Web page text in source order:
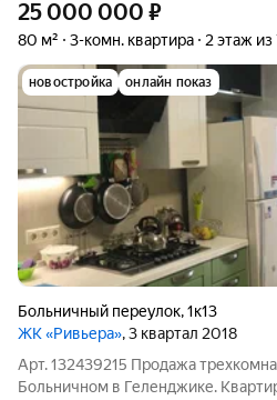
25 000 000 ₽
80 м² 3-комн. квартира 2 этаж из
новостройка онлайн показ
Больничный переулок,1к13
ЖК «Ривьера», 3 квартал 2018
Арт. 132439215 Продажа
Больничном в Геленджике.